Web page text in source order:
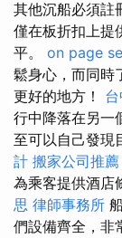
其他沉船必須註
僅在板折扣上提
平。 on page
鬆身心，而同時
更好的地方！
行中降落在另一
至可以自己發現
計 搬家公司推薦
為乘客提供酒店
思 律師事務所
們設備齊全，非